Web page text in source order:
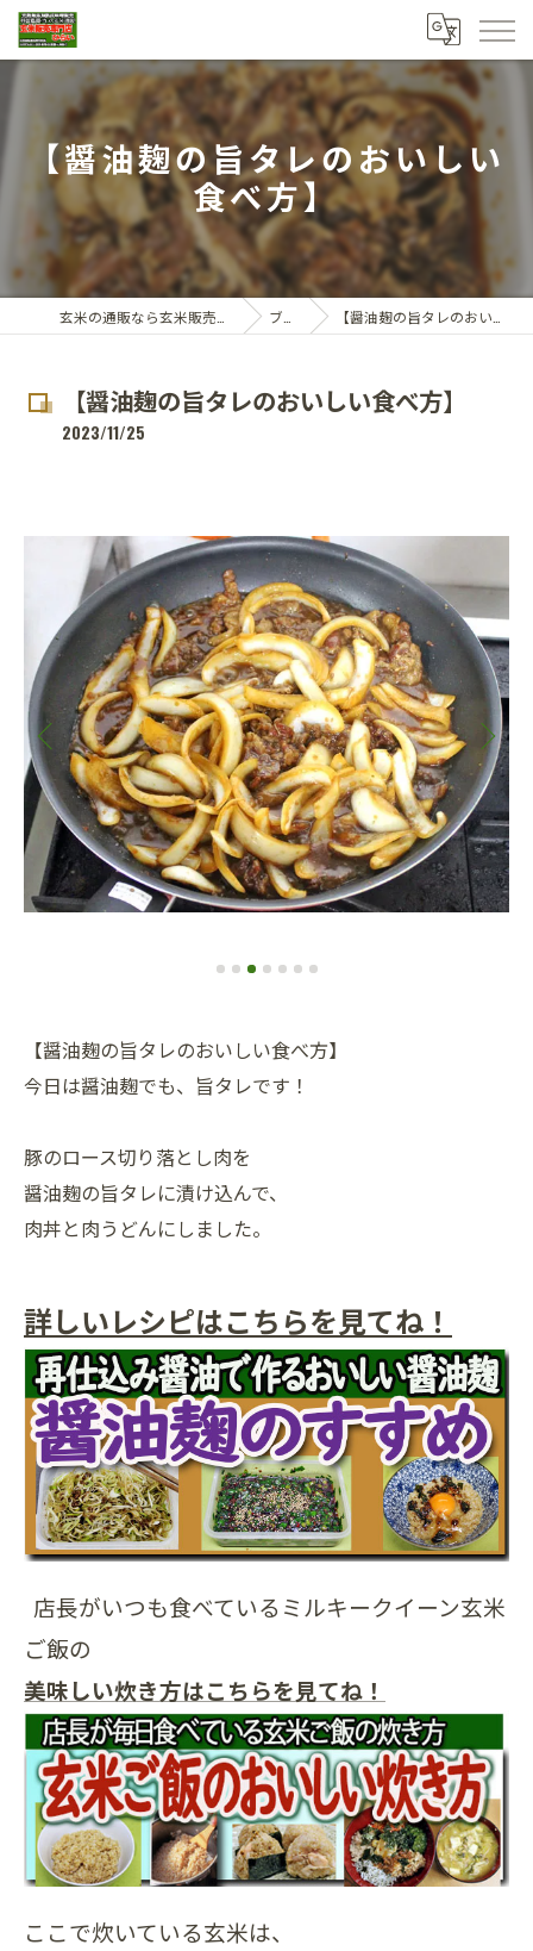
【醤油麹の旨タレのおいしい
食べ方】
ブログ 【醤油麹の旨タレのおいしい食べ方】
【醤油麹の旨タレのおいしい食べ方】
2023/11/25
【醤油麹の旨タレのおいしい食べ方】
今日は醤油麹でも、旨タレです！
豚のロース切り落とし肉を
醤油麹の旨タレに漬け込んで、
肉丼と肉うどんにしました。
詳しいレシピはこちらを見てね！
店長がいつも食べているミルキークイーン玄米
ご飯の
美味しい炊き方はこちらを見てね！
ここで炊いている玄米は、